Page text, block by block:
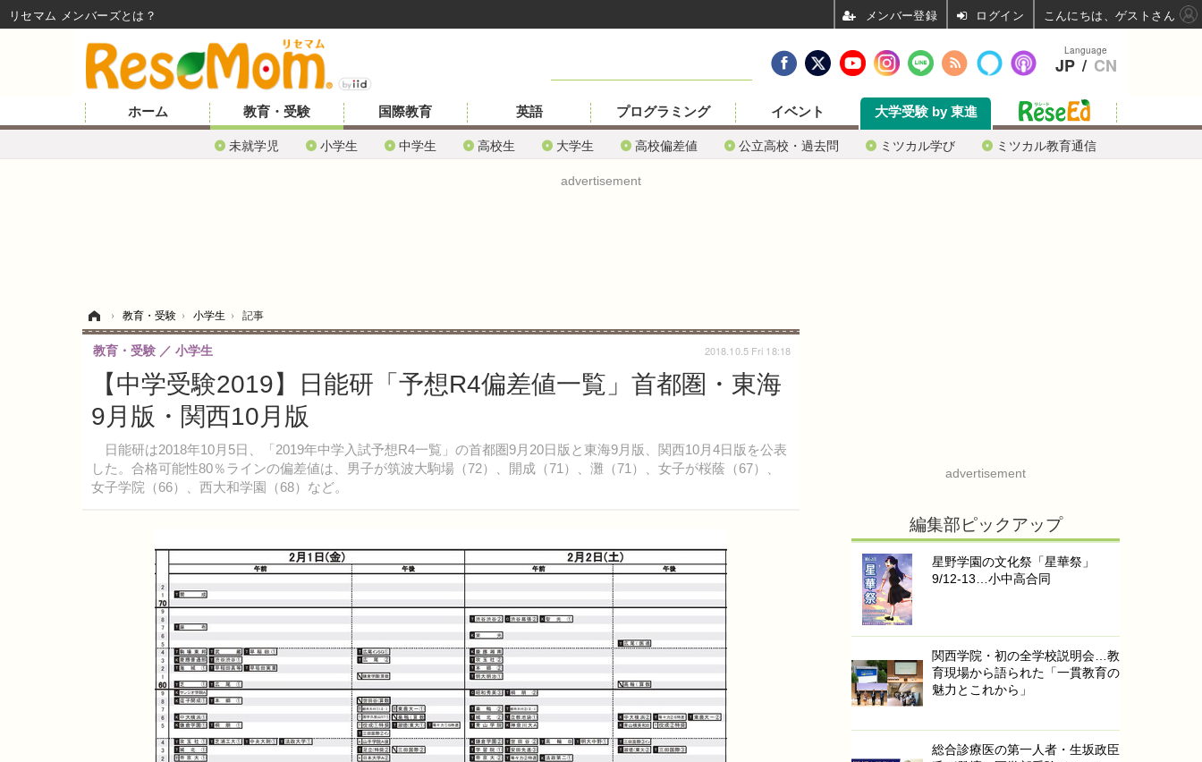
ホーム 教育・受験
未就学児 小学生 中学生 高校生 大学生 高校偏差値 公立高校・過去問 ミツカル学び ミツカル教育通信
国際教育 英語 プログラミング イベント 大学受験 by 東進
advertisement
› 教育・受験 › 小学生 › 記事
【中学受験2019】日能研「予想R4偏差値一覧」首都圏・東海
9月版・関西10月版
日能研は2018年10月5日、「2019年中学入試予想R4一覧」の首都圏9月20日版と東海9月版、関西10月4日版を公表
した。合格可能性80％ラインの偏差値は、男子が筑波大駒場（72）、開成（71）、灘（71）、女子が桜蔭（67）、
女子学院（66）、西大和学園（68）など。
教育・受験 小学生 2018.10.5 Fri 18:18
advertisement
編集部ピックアップ
星野学園の文化祭「星華祭」
9/12-13…小中高合同
関西学院・初の全学校説明会…教
育現場から語られた「一貫教育の
魅力とこれから」
総合診療医の第一人者・生坂政臣
Language
JP / CN
リセマム メンバーズ ログイン こんにちは、ゲストさん